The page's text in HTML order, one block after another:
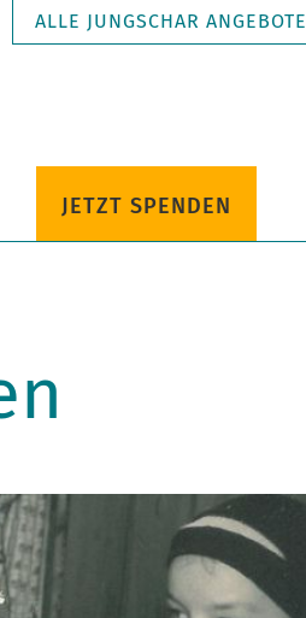
ALLE JUNGSCHAR ANGEBOTE
JETZT SPENDEN